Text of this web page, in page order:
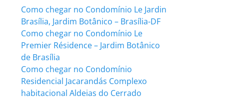
Como chegar no Condomínio Le Jardin
Brasília, Jardim Botânico – Brasília-DF
Como chegar no Condomínio Le
Premier Résidence – Jardim Botânico
de Brasília
Como chegar no Condomínio
Residencial Jacarandás Complexo
habitacional Aldeias do Cerrado